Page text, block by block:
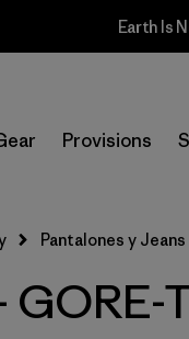
Earth Is
Provisions
Selecciona una tienda
Filtrar por
Price
Filtrar por
Size 1
Pantalones y Jeans
GORE-